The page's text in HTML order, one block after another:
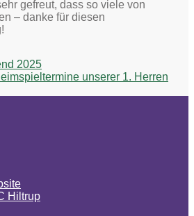
gefreut, dass so viele von
– danke für diesen
2025
unserer 1. Herren
Hiltrup